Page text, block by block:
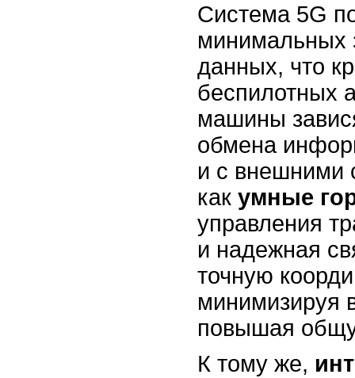
Система 5G
минимальных
данных, что
беспилотных
машины
обмена
и с внешними
как умные
управления
и надежная
точную
минимизируя
повышая
К тому же,